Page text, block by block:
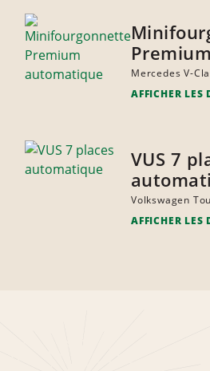
Mercedes V-
AFFICHER LES
VUS 7
Volkswagen
AFFICHER LES